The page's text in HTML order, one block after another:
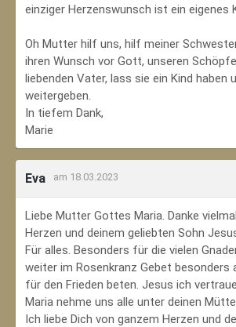
einziger Herzenswunsch ist ein eigenes
Oh Mutter hilf uns, hilf meiner
ihren Wunsch vor Gott, unseren
liebenden Vater, lass sie ein Kind haben
weitergeben.
In tiefem Dank,
Marie
Eva am 18.03.2023
Liebe Mutter Gottes Maria. Danke
Herzen und deinem geliebten Sohn
Für alles. Besonders für die vielen
weiter im Rosenkranz Gebet besonders
für den Frieden beten. Jesus ich
Maria nehme uns alle unter deinen
Ich liebe Dich von ganzem Herzen und